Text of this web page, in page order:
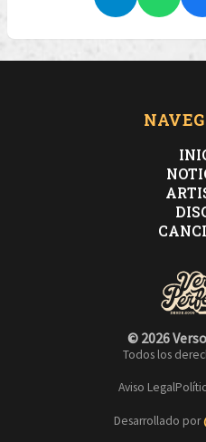
© 2026
Todos los
Aviso Legal
Desarrollado por